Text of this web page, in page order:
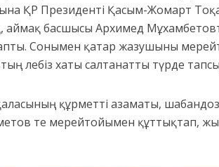
ҚР Президенті Қасым-Жомарт
аймақ басшысы Архимед
Сонымен қатар жазушыны
лебіз хаты салтанатты түрде
құрметті азаматы,
те мерейтойымен құттықтап,